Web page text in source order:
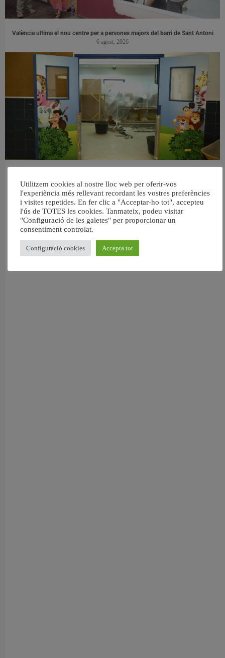
València ultima el nou centre per a persones majors del barri de Sant Antoni
6 agost, 2026
les aules
5 agost, 2026
Utilitzem cookies al nostre lloc web per oferir-vos
l'experiència més rellevant recordant les vostres preferències
i visites repetides. En fer clic a "Acceptar-ho tot", accepteu
l'ús de TOTES les cookies. Tanmateix, podeu visitar
"Configuració de les galetes" per proporcionar un
consentiment controlat.
Configuració cookies Accepta tot